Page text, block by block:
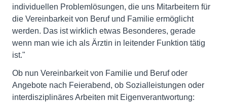
individuellen Problemlösungen, die uns Mitarbeitern für
die Vereinbarkeit von Beruf und Familie ermöglicht
werden. Das ist wirklich etwas Besonderes, gerade
wenn man wie ich als Ärztin in leitender Funktion tätig
ist."
Ob nun Vereinbarkeit von Familie und Beruf oder
Angebote nach Feierabend, ob Sozialleistungen oder
interdisziplinäres Arbeiten mit Eigenverantwortung: